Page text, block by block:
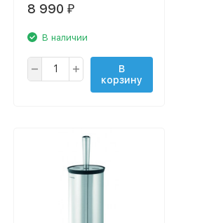
8 990 ₽
В наличии
В
корзину